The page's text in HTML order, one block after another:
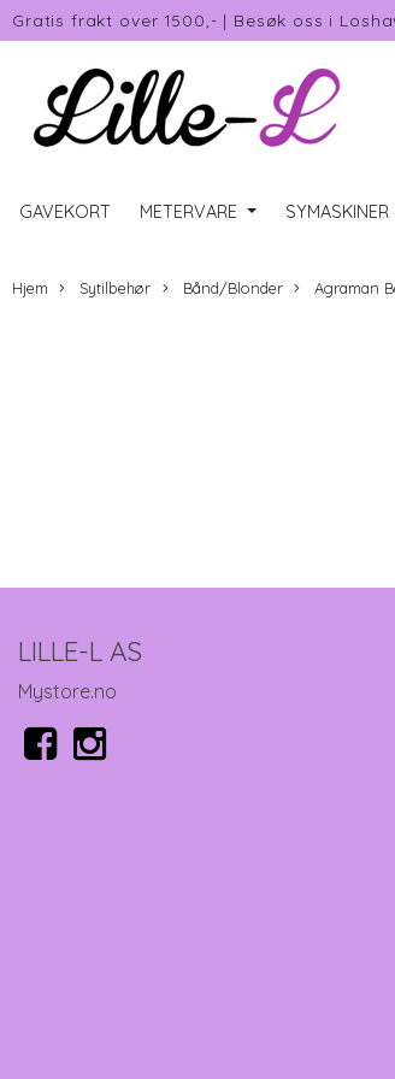
Gratis frakt over 1500,- | Besøk oss i
GAVEKORT METERVARE SYMASKINER
Hjem Sytilbehør Bånd/Blonder Agraman
LILLE-L AS
Mystore.no